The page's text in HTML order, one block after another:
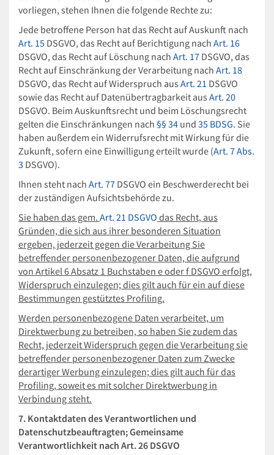
vorliegen, stehen Ihnen die folgende Rechte zu:
Jede betroffene Person hat das Recht auf Auskunft nach
Art. 15 DSGVO, das Recht auf Berichtigung nach Art. 16
DSGVO, das Recht auf Löschung nach Art. 17 DSGVO, das
Recht auf Einschränkung der Verarbeitung nach Art. 18
DSGVO, das Recht auf Widerspruch aus Art. 21 DSGVO
sowie das Recht auf Datenübertragbarkeit aus Art. 20
DSGVO. Beim Auskunftsrecht und beim Löschungsrecht
gelten die Einschränkungen nach §§ 34 und 35 BDSG. Sie
haben außerdem ein Widerrufsrecht mit Wirkung für die
Zukunft, sofern eine Einwilligung erteilt wurde (Art. 7 Abs.
3 DSGVO).
Ihnen steht nach Art. 77 DSGVO ein Beschwerderecht bei
der zuständigen Aufsichtsbehörde zu.
Sie haben das gem. Art. 21 DSGVO das Recht, aus
Gründen, die sich aus ihrer besonderen Situation
ergeben, jederzeit gegen die Verarbeitung Sie
betreffender personenbezogener Daten, die aufgrund
von Artikel 6 Absatz 1 Buchstaben e oder f DSGVO erfolgt,
Widerspruch einzulegen; dies gilt auch für ein auf diese
Bestimmungen gestütztes Profiling.
Werden personenbezogene Daten verarbeitet, um
Direktwerbung zu betreiben, so haben Sie zudem das
Recht, jederzeit Widerspruch gegen die Verarbeitung sie
betreffender personenbezogener Daten zum Zwecke
derartiger Werbung einzulegen; dies gilt auch für das
Profiling, soweit es mit solcher Direktwerbung in
Verbindung steht.
7. Kontaktdaten des Verantwortlichen und
Datenschutzbeauftragten; Gemeinsame
Verantwortlichkeit nach Art. 26 DSGVO